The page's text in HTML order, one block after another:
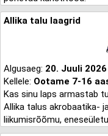
Allika talu laagrid
Algusaeg: 20. Juuli 2026
Kellele: Ootame 7-16
Kas sinu laps armastab
Allika talus akrobaatika-
liikumisrõõmu,